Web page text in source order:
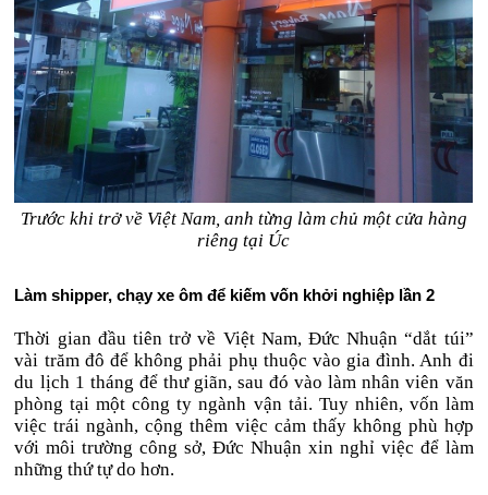
Trước khi trở về Việt Nam, anh từng làm chủ một cửa hàng
riêng tại Úc
Làm shipper, chạy xe ôm để kiếm vốn khởi nghiệp lần 2
Thời gian đầu tiên trở về Việt Nam, Đức Nhuận “dắt túi”
vài trăm đô để không phải phụ thuộc vào gia đình. Anh đi
du lịch 1 tháng để thư giãn, sau đó vào làm nhân viên văn
phòng tại một công ty ngành vận tải. Tuy nhiên, vốn làm
việc trái ngành, cộng thêm việc cảm thấy không phù hợp
với môi trường công sở, Đức Nhuận xin nghỉ việc để làm
những thứ tự do hơn.